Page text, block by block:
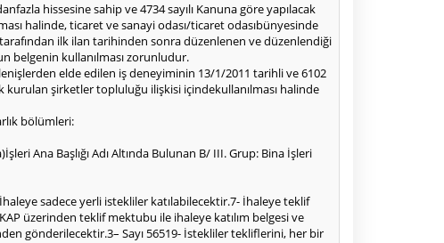
hissesine sahip ve 4734 sayılı Kanuna göre yapılacak
halinde, ticaret ve sanayi odası/ticaret odasıbünyesinde
ilk ilan tarihinden sonra düzenlenen ve düzenlendiği
belgenin kullanılması zorunludur.
elde edilen iş deneyiminin 13/1/2011 tarihli ve 6102
kurulan şirketler topluluğu ilişkisi içindekullanılması halinde
bölümleri:
Ana Başlığı Adı Altında Bulunan B/ III. Grup: Bina İşleri
sadece yerli istekliler katılabilecektir.7- İhaleye teklif
üzerinden teklif mektubu ile ihaleye katılım belgesi ve
gönderilecektir.3– Sayı 56519- İstekliler tekliflerini, her bir